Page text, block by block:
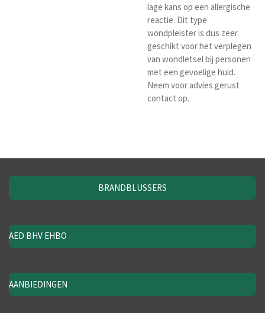
lage kans op een allergische
reactie. Dit type
wondpleister is dus zeer
geschikt voor het verplegen
van wondletsel bij personen
met een gevoelige huid.
Neem voor advies gerust
contact op.
BRANDBLUSSERS
AED BHV EHBO
AANBIEDINGEN